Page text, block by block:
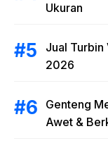
Ukuran
Jual Turbin
2026
Genteng
Awet &